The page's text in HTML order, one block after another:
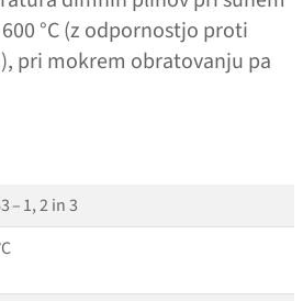
°C (z odpornostjo proti
pri mokrem obratovanju pa
– 1, 2 in 3